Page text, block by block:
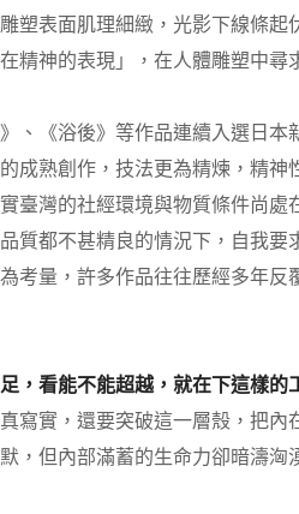
塑表面肌理細緻，光影下線條起
精神的表現」，在人體雕塑中尋
、《浴後》等作品連續入選日本
成熟創作，技法更為精煉，精神
臺灣的社經環境與物質條件尚處
質都不甚精良的情況下，自我要
考量，許多作品往往歷經多年反
，看能不能超越，就在下這樣的
寫實，還要突破這一層殼，把內
，但內部滿蓄的生命力卻暗濤洶